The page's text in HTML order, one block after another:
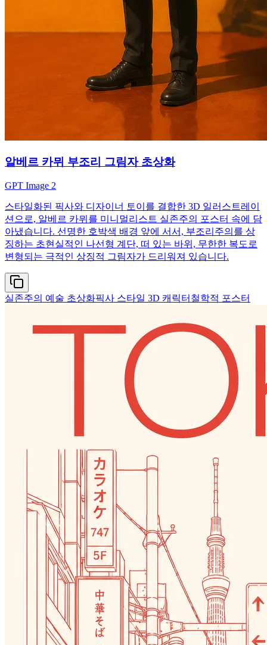
알베르 카뮈 부조리 그림자 초상화
GPT Image 2
스타일화된 픽사와 디자이너 토이를 결합한 3D 일러스트레이
션으로, 알베르 카뮈를 미니멀리스트 실존주의 포스터 속에 담
아냈습니다. 선명한 호박색 배경 앞에 서서, 부조리주의를 상
징하는 초현실적인 나선형 계단, 떠 있는 바위, 무한한 복도로
변형되는 극적인 상징적 그림자가 드리워져 있습니다.
실존주의 예술 초상화픽사 스타일 3D 캐릭터 철학적 포스터